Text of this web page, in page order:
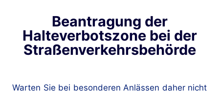
Beantragung der
Halteverbotszone bei der
Straßenverkehrsbehörde
Warten Sie bei besonderen Anlässen daher nicht